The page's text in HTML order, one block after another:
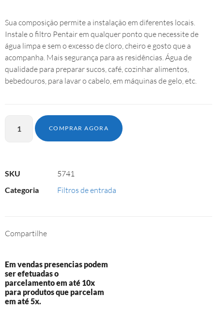
Sua composição permite a instalação em diferentes locais.
Instale o filtro Pentair em qualquer ponto que necessite de
água limpa e sem o excesso de cloro, cheiro e gosto que a
acompanha. Mais segurança para as residências. Água de
qualidade para preparar sucos, café, cozinhar alimentos,
bebedouros, para lavar o cabelo, em máquinas de gelo, etc.
COMPRAR AGORA
SKU 5741
Categoria Filtros de entrada
Compartilhe
Em vendas presencias podem
ser efetuadas o
parcelamento em até 10x
para produtos que parcelam
em até 5x.